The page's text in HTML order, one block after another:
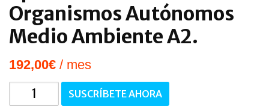
Organismos Autónomos
Medio Ambiente A2.
192,00€ / mes
Suscripción
mensual
SUSCRÍBETE AHORA